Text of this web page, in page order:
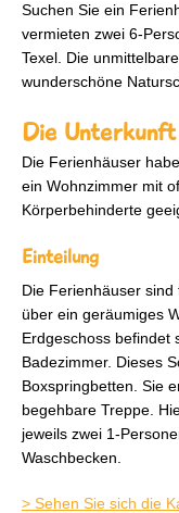
Suchen Sie ein
vermieten zwei 6-
Texel. Die
wunderschöne
Die Unterkunft
Die Ferienhäuser
ein Wohnzimmer mit
Körperbehinderte
Einteilung
Die Ferienhäuser
über ein geräumiges
Erdgeschoss befindet
Badezimmer. Dieses
Boxspringbetten. Sie
begehbare Treppe.
jeweils zwei 1-
Waschbecken.
> Sehen Sie sich die